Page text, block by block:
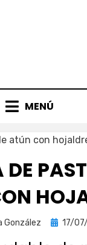
MENÚ
DE
González 17/